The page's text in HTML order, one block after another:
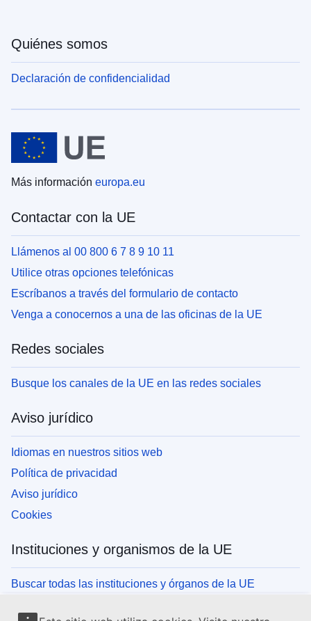
Quiénes somos
Declaración de confidencialidad
Más información europa.eu
Contactar con la UE
Llámenos al 00 800 6 7 8 9 10 11
Utilice otras opciones telefónicas
Escríbanos a través del formulario de contacto
Venga a conocernos a una de las oficinas de la UE
Redes sociales
Busque los canales de la UE en las redes sociales
Aviso jurídico
Idiomas en nuestros sitios web
Política de privacidad
Aviso jurídico
Cookies
Instituciones y organismos de la UE
Buscar todas las instituciones y órganos de la UE